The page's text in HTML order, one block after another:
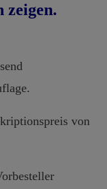
zeigen.
von